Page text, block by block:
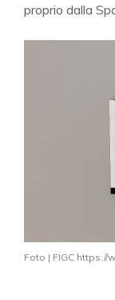
proprio dalla
Foto | FIGC